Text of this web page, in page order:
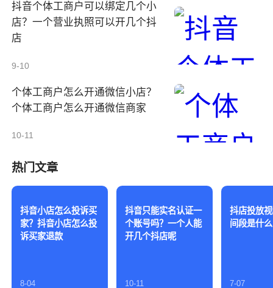
抖音个体工商户可以绑定几个小
店？一个营业执照可以开几个抖
店
9-10
个体工商户怎么开通微信小店？
个体工商户怎么开通微信商家
10-11
热门文章
抖音小店怎么投诉买
家？抖音小店怎么投
诉买家退款
8-04
抖音只能实名认证一
个账号吗？一个人能
开几个抖店呢
10-11
抖店投放
间段是什
7-07